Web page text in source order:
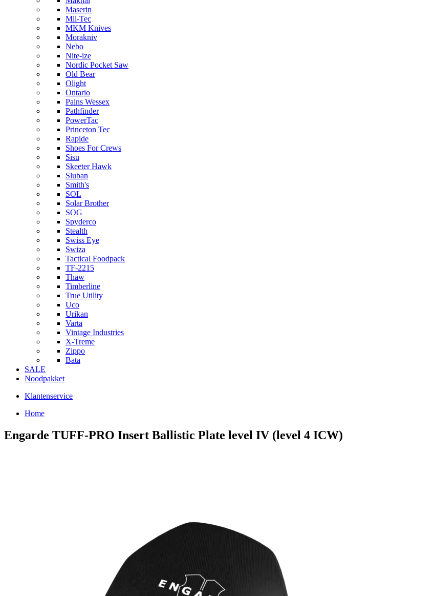
Maserin
Mil-Tec
MKM Knives
Morakniv
Nebo
Nite-ize
Nordic Pocket Saw
Old Bear
Olight
Ontario
Pains Wessex
Pathfinder
PowerTac
Princeton Tec
Rapide
Shoes For Crews
Sisu
Skeeter Hawk
Sluban
Smith's
SOL
Solar Brother
SOG
Spyderco
Stealth
Swiss Eye
Swiza
Tactical Foodpack
TF-2215
Thaw
Timberline
True Utility
Uco
Urikan
Varta
Vintage Industries
X-Treme
Zippo
Bata
SALE
Noodpakket
Klantenservice
Home
Engarde TUFF-PRO Insert Ballistic Plate level IV (level 4 ICW)